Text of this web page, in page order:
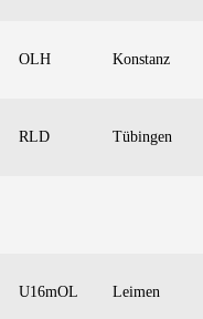
OLH Konstanz
RLD Tübingen
U16mOL Leimen